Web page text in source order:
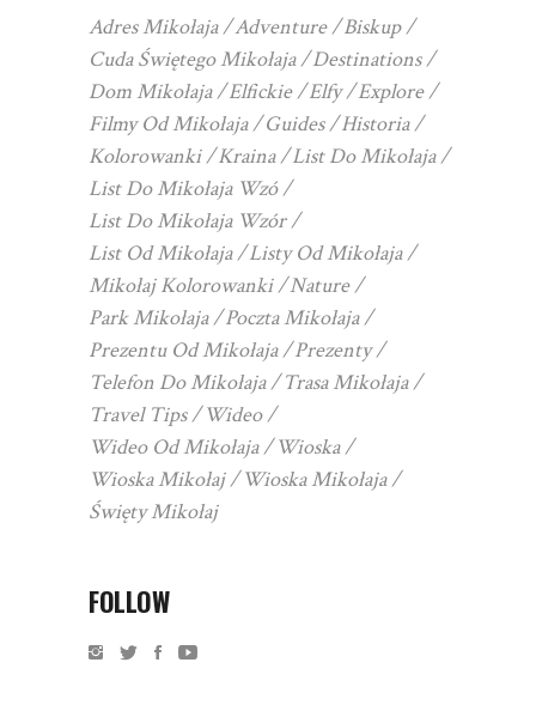
Adres Mikołaja Adventure
Biskup
Cuda Świętego Mikołaja
Destinations
Dom Mikołaja
Elfickie Elfy
Explore
Filmy Od Mikołaja
Guides
Historia
Kolorowanki
Kraina
List Do Mikołaja
List Do Mikołaja Wzó
List Do Mikołaja Wzór
List Od Mikołaja
Listy Od Mikołaja
Mikołaj Kolorowanki
Nature
Park Mikołaja
Poczta Mikołaja
Prezentu Od Mikołaja
Prezenty
Telefon Do Mikołaja
Trasa Mikołaja
Travel Tips
Wideo
Wideo Od Mikołaja
Wioska
Wioska Mikołaj
Wioska Mikołaja
Święty Mikołaj
FOLLOW